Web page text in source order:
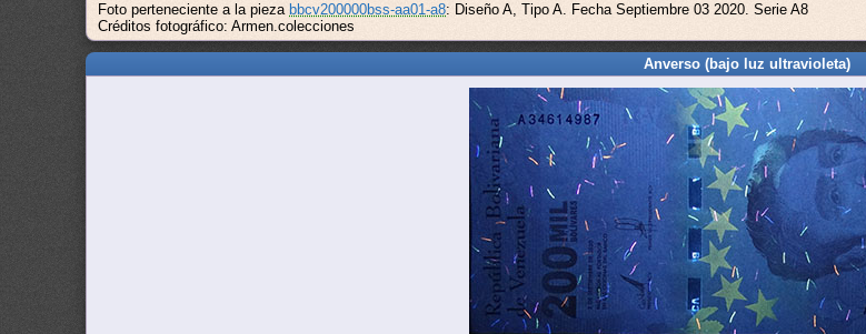
Foto perteneciente a la pieza bbcv200000bss-aa01-a8: Diseño A, Tipo A. Fecha Septiembre 03 2020. Serie A8
Créditos fotográfico: Armen.colecciones
Anverso (bajo luz ultravioleta)